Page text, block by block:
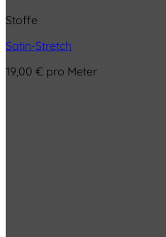
Stoffe
Satin-Stretch
19,00 € pro Meter